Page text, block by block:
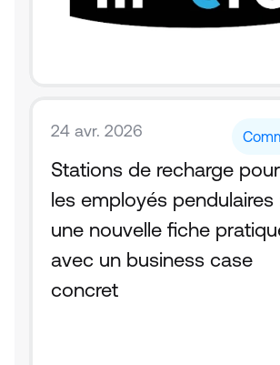
24 avr. 2026
Stations de recharge pour
les employés pendulaires
une nouvelle fiche
avec un business case
concret